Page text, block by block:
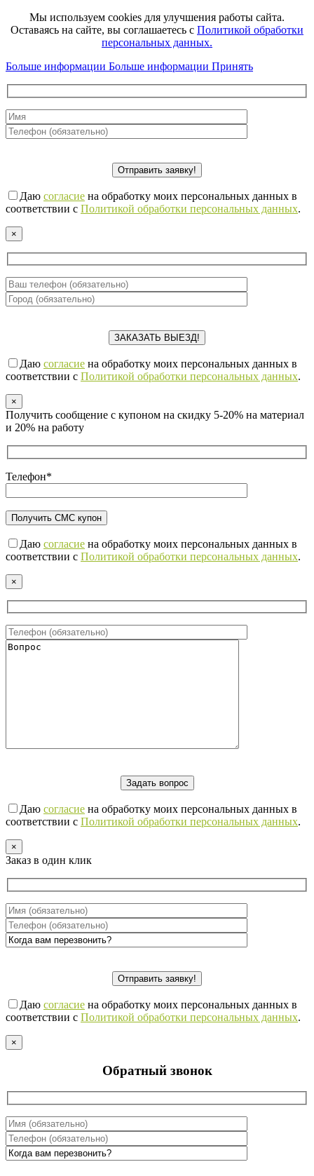
Мы используем cookies для улучшения работы сайта.
Оставаясь на сайте, вы соглашаетесь с Политикой обработки
персональных данных.
Больше информации Больше информации Принять
Даю согласие на обработку моих персональных данных в
соответствии с Политикой обработки персональных данных.
×
Даю согласие на обработку моих персональных данных в
соответствии с Политикой обработки персональных данных.
×
Получить сообщение с купоном на скидку 5-20% на материал
и 20% на работу
Телефон*
Даю согласие на обработку моих персональных данных в
соответствии с Политикой обработки персональных данных.
×
Даю согласие на обработку моих персональных данных в
соответствии с Политикой обработки персональных данных.
×
Заказ в один клик
Даю согласие на обработку моих персональных данных в
соответствии с Политикой обработки персональных данных.
×
Обратный звонок